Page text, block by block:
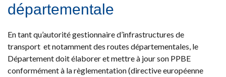
départementale
En tant qu’autorité gestionnaire d’infrastructures de
transport et notamment des routes départementales, le
Département doit élaborer et mettre à jour son PPBE
conformément à la règlementation (directive européenne